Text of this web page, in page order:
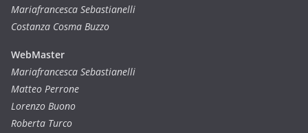
Mariafrancesca Sebastianelli
Costanza Cosma Buzzo
WebMaster
Mariafrancesca Sebastianelli
Matteo Perrone
Lorenzo Buono
Roberta Turco